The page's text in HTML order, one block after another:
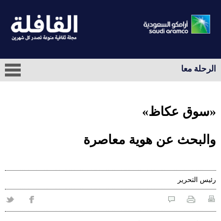
الرحلة معا
«سوق عكاظ»
والبحث عن هوية معاصرة
رئيس التحرير